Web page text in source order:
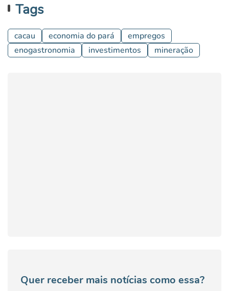
Tags
cacau economia do pará
empregos
enogastronomia
investimentos mineração
Quer receber mais notícias como essa?